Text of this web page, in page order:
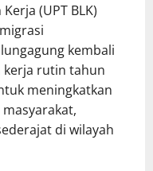
(UPT BLK)
kembali
kerja rutin tahun
meningkatkan
di wilayah